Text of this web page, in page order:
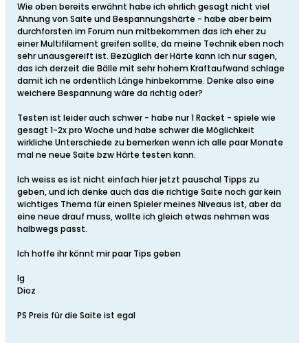
Wie oben bereits erwähnt habe ich ehrlich gesagt nicht viel
Ahnung von Saite und Bespannungshärte - habe aber beim
durchforsten im Forum nun mitbekommen das ich eher zu
einer Multifilament greifen sollte, da meine Technik eben noch
sehr unausgereift ist. Bezüglich der Härte kann ich nur sagen,
das ich derzeit die Bälle mit sehr hohem Kraftaufwand schlage
damit ich ne ordentlich Länge hinbekomme. Denke also eine
weichere Bespannung wäre da richtig oder?
Testen ist leider auch schwer - habe nur 1 Racket - spiele wie
gesagt 1-2x pro Woche und habe schwer die Möglichkeit
wirkliche Unterschiede zu bemerken wenn ich alle paar Monate
mal ne neue Saite bzw Härte testen kann.
Ich weiss es ist nicht einfach hier jetzt pauschal Tipps zu
geben, und ich denke auch das die richtige Saite noch gar kein
wichtiges Thema für einen Spieler meines Niveaus ist, aber da
eine neue drauf muss, wollte ich gleich etwas nehmen was
halbwegs passt.
Ich hoffe ihr könnt mir paar Tips geben
lg
Dioz
PS Preis für die Saite ist egal